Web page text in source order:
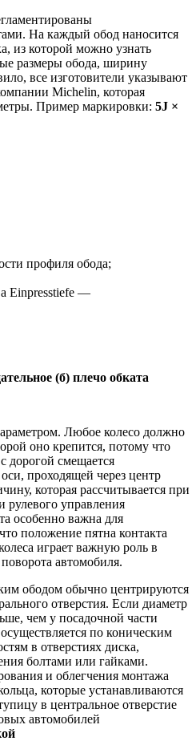
На каждый обод наносится
из которой можно узнать
размеры обода, ширину
все изготовители указывают
Michelin, которая
Пример маркировки: 5J ×
профиля обода;
Einpresstiefe —
(б) плечо обката
Любое колесо должно
оно крепится, потому что
дорогой смещается
проходящей через центр
которая рассчитывается при
рулевого управления
особенно важна для
положение пятна контакта
играет важную роль в
автомобиля.
ободом обычно центрируются
отверстия. Если диаметр
чем у посадочной части
по коническим
в отверстиях диска,
болтами или гайками.
и облегчения монтажа
которые устанавливаются
в центральное отверстие
автомобилей